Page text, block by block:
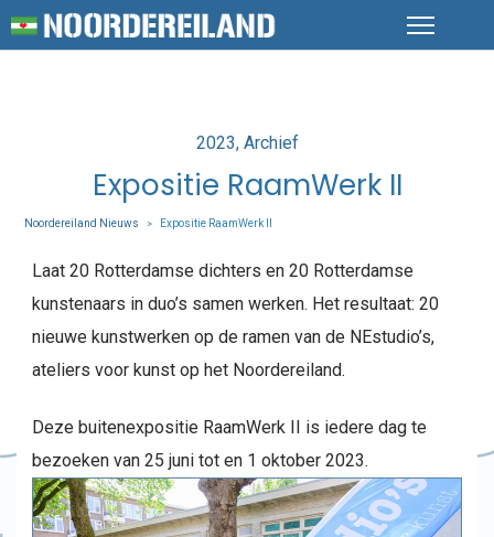
Posted
in
2023 Archief
Expositie RaamWerk II
Noordereiland Nieuws > Expositie RaamWerk II
Laat 20 Rotterdamse dichters en 20 Rotterdamse
kunstenaars in duo’s samen werken. Het resultaat: 20
nieuwe kunstwerken op de ramen van de NEstudio’s,
ateliers voor kunst op het Noordereiland.
Deze buitenexpositie RaamWerk II is iedere dag te
bezoeken van 25 juni tot en 1 oktober 2023.